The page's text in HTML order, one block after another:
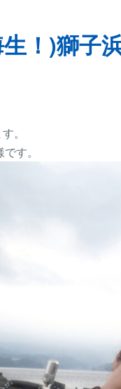
！)獅子
。
す。